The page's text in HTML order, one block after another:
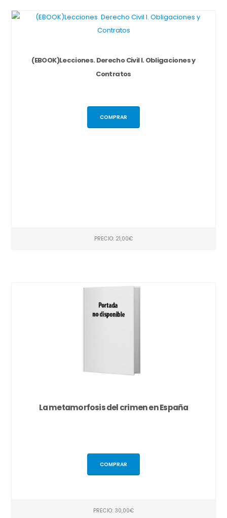
(EBOOK)Lecciones. Derecho Civil I. Obligaciones y
Contratos
COMPRAR
PRECIO: 21,00€
La metamorfosis del crimen en España
COMPRAR
PRECIO: 30,00€